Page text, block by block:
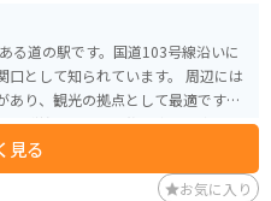
る道の駅です。国道103号線沿いに
て知られています。 周辺には
り、観光の拠点として最適です。
も隣接しており、旅の疲れを癒やす
。レストランでは、地元の食材を活
見る
お気に入り